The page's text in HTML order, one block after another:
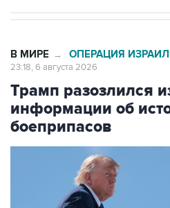
В МИРЕ → ОПЕРАЦИЯ
23:18, 6 августа 2026
Трамп разозлился
информации об
боеприпасов